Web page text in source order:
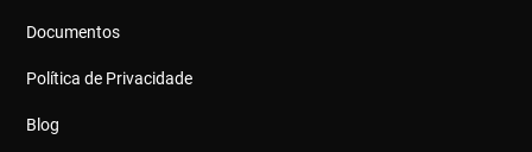
Documentos
Política de Privacidade
Blog